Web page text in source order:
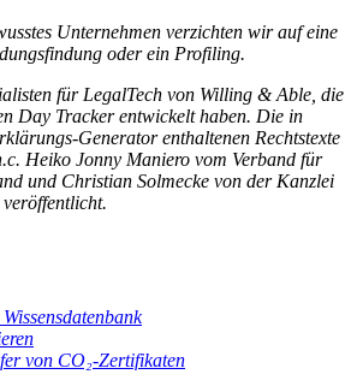
Unternehmen verzichten wir auf eine
oder ein Profiling.
für LegalTech von Willing & Able, die
Day Tracker entwickelt haben. Die in
Generator enthaltenen Rechtstexte
Heiko Jonny Maniero vom Verband für
und Christian Solmecke von der Kanzlei
veröffentlicht.
von CO₂-Zertifikaten